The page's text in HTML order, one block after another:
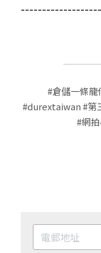
#倉儲一條龍
#durextaiwan#第
#網